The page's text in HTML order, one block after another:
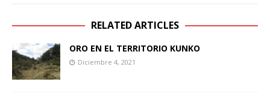
RELATED ARTICLES
ORO EN EL TERRITORIO KUNKO
Diciembre 4, 2021